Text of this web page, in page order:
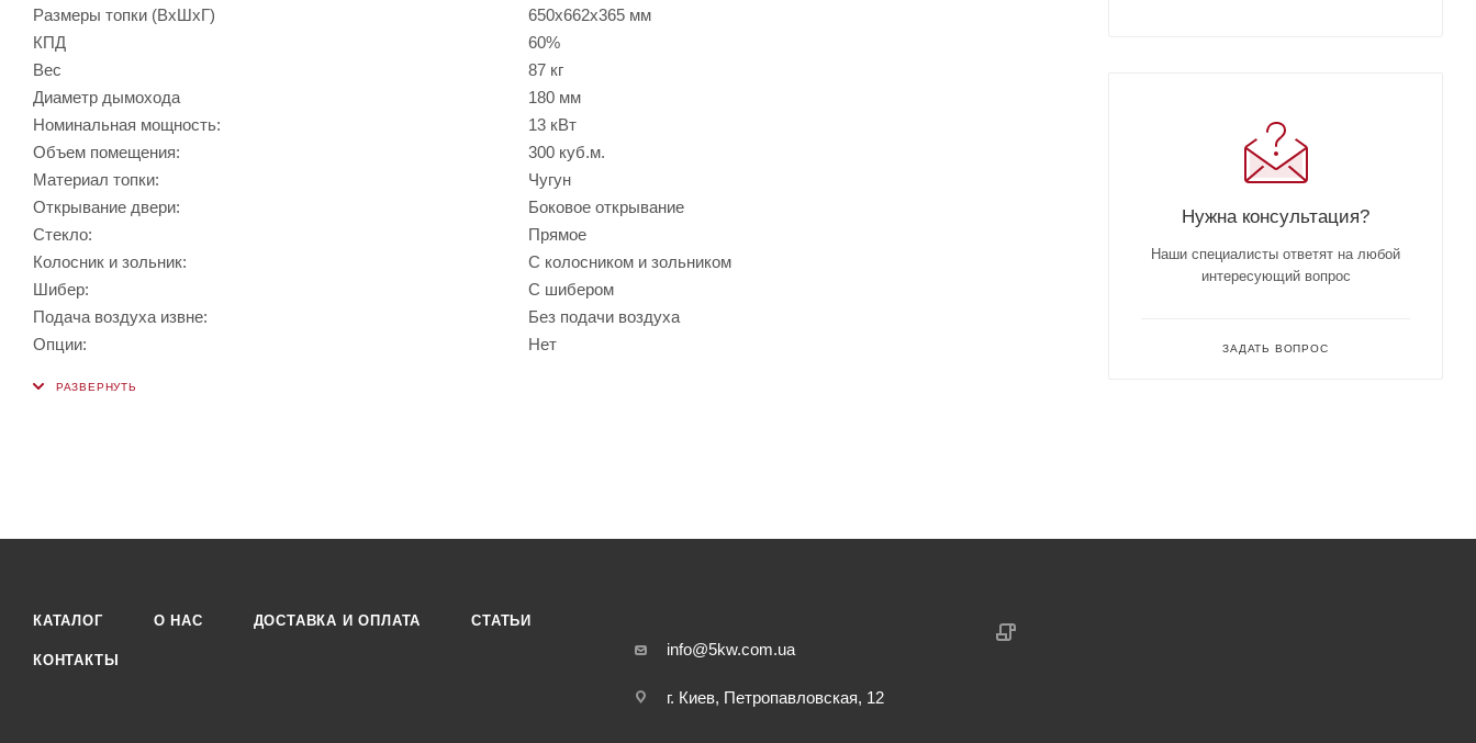
Размеры топки (ВхШхГ)
650х662х365 мм
КПД
60%
Вес
87 кг
Диаметр дымохода
180 мм
Номинальная мощность:
13 кВт
Объем помещения:
300 куб.м.
Материал топки:
Чугун
Открывание двери:
Боковое открывание
Стекло:
Прямое
Колосник и зольник:
С колосником и зольником
Шибер:
С шибером
Подача воздуха извне:
Без подачи воздуха
Опции:
Нет
Нужна консультация?
Наши специалисты ответят на любой
интересующий вопрос
ЗАДАТЬ ВОПРОС
КАТАЛОГ О НАС ДОСТАВКА И ОПЛАТА СТАТЬИ
КОНТАКТЫ
info@5kw.com.ua
г. Киев, Петропавловская, 12